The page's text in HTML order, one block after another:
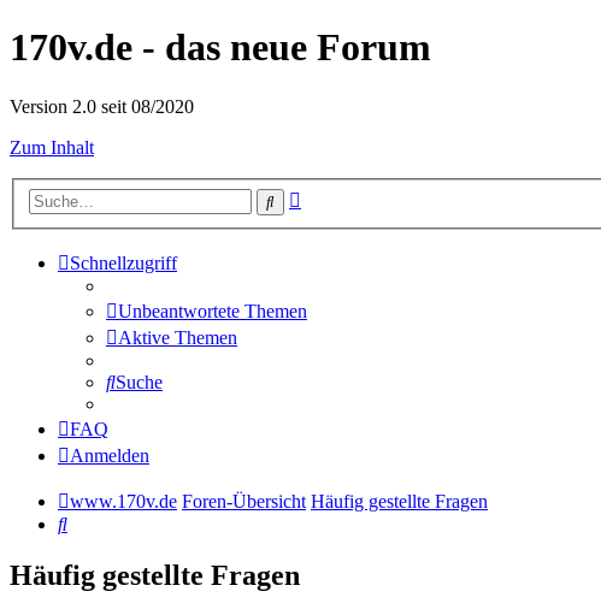
170v.de - das neue Forum
Version 2.0 seit 08/2020
Zum Inhalt
Suche
Schnellzugriff
Unbeantwortete Themen
Aktive Themen
Suche
FAQ
Anmelden
www.170v.de Foren-Übersicht Häufig gestellte Fragen
Suche
Häufig gestellte Fragen